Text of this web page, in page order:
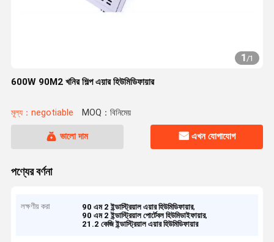
1/1
600W 90M2 খনির শিল্প এয়ার হিউমিডিফায়ার
মূল্য：negotiable MOQ：বিনিমেয়
ভালো দাম এখন যোগাযোগ
পণ্যের বর্ণনা
লক্ষণীয় করা 90 এম 2 ইন্ডাস্ট্রিয়াল এয়ার হিউমিডিফায়ার,
90 এম 2 ইন্ডাস্ট্রিয়াল পোর্টেবল হিউমিডাইফায়ার,
21.2 কেজি ইন্ডাস্ট্রিয়াল এয়ার হিউমিডিফায়ার